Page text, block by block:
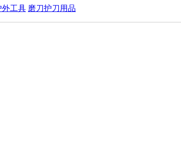
外工具 磨刀护刀用品